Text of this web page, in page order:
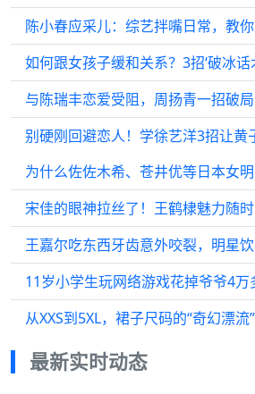
如何跟女孩子缓和关系？3招‘破冰话
别硬刚回避恋人！学徐艺洋3招让黄
从XXS到5XL，裙子尺码的“奇幻漂流”
最新实时动态